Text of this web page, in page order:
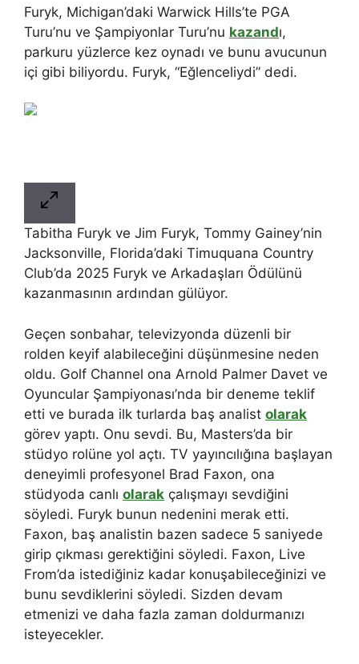
Furyk, Michigan’daki Warwick Hills’te PGA
Turu’nu ve Şampiyonlar Turu’nu kazandı,
parkuru yüzlerce kez oynadı ve bunu avucunun
içi gibi biliyordu. Furyk, “Eğlenceliydi” dedi.
Tabitha Furyk ve Jim Furyk, Tommy Gainey’nin
Jacksonville, Florida’daki Timuquana Country
Club’da 2025 Furyk ve Arkadaşları Ödülünü
kazanmasının ardından gülüyor.
Geçen sonbahar, televizyonda düzenli bir
rolden keyif alabileceğini düşünmesine neden
oldu. Golf Channel ona Arnold Palmer Davet ve
Oyuncular Şampiyonası’nda bir deneme teklif
etti ve burada ilk turlarda baş analist olarak
görev yaptı. Onu sevdi. Bu, Masters’da bir
stüdyo rolüne yol açtı. TV yayıncılığına başlayan
deneyimli profesyonel Brad Faxon, ona
stüdyoda canlı olarak çalışmayı sevdiğini
söyledi. Furyk bunun nedenini merak etti.
Faxon, baş analistin bazen sadece 5 saniyede
girip çıkması gerektiğini söyledi. Faxon, Live
From’da istediğiniz kadar konuşabileceğinizi ve
bunu sevdiklerini söyledi. Sizden devam
etmenizi ve daha fazla zaman doldurmanızı
isteyecekler.